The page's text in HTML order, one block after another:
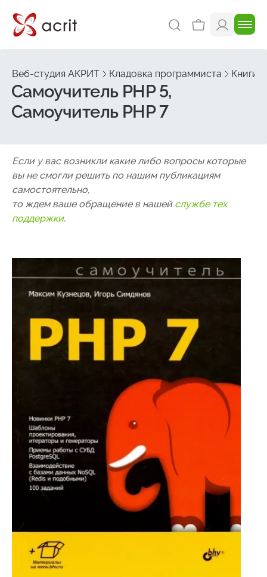
Веб-студия АКРИТ Кладовка программиста Книги
Самоучитель PHP 5,
Самоучитель PHP 7
Если у вас возникли какие либо вопросы которые
вы не смогли решить по нашим публикациям
самостоятельно,
то ждем ваше обращение в нашей службе тех
поддержки.